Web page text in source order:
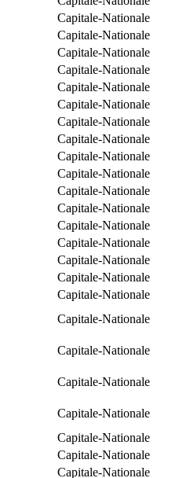
Capitale-Nationale
Capitale-Nationale
Capitale-Nationale
Capitale-Nationale
Capitale-Nationale
Capitale-Nationale
Capitale-Nationale
Capitale-Nationale
Capitale-Nationale
Capitale-Nationale
Capitale-Nationale
Capitale-Nationale
Capitale-Nationale
Capitale-Nationale
Capitale-Nationale
Capitale-Nationale
Capitale-Nationale
Capitale-Nationale
Capitale-Nationale
Capitale-Nationale
Capitale-Nationale
Capitale-Nationale
Capitale-Nationale
Capitale-Nationale